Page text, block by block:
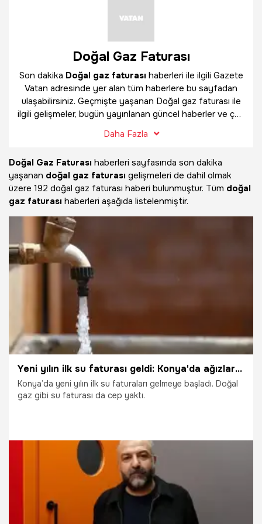
Doğal Gaz Faturası
Son dakika Doğal gaz faturası haberleri ile ilgili Gazete
Vatan adresinde yer alan tüm haberlere bu sayfadan
ulaşabilirsiniz. Geçmişte yaşanan Doğal gaz faturası ile
ilgili gelişmeler, bugün yayınlanan güncel haberler ve çok
bulabilirsiniz.
Daha Fazla
Doğal Gaz Faturası haberleri sayfasında son dakika
yaşanan doğal gaz faturası gelişmeleri de dahil olmak
üzere 192 doğal gaz faturası haberi bulunmuştur. Tüm doğal
gaz faturası haberleri aşağıda listelenmiştir.
Yeni yılın ilk su faturası geldi: Konya'da ağızlar açık kaldı
Konya’da yeni yılın ilk su faturaları gelmeye başladı. Doğal
gaz gibi su faturası da cep yaktı.